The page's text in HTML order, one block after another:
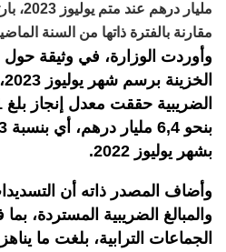
مقارنة بالفترة ذاتها من السنة
وأوردت الوزارة، في وثيقة
بشهر يوليوز 2022.
وأضاف المصدر ذاته أن
والمبالغ الضريبية المستردة،